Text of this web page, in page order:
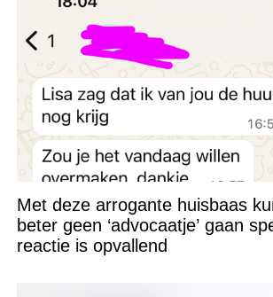
Met deze arrogante huisbaas
beter geen ‘advocaatje’ gaan
reactie is opvallend